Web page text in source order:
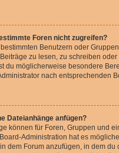
Foren nicht zugreifen?
Benutzern oder
zu lesen, zu schreiben
du möglicherweise besondere
nach entsprechenden
Dateianhänge anfügen?
können für Foren, Gruppen und
Administration hat es
dem Forum anzufügen, in dem du